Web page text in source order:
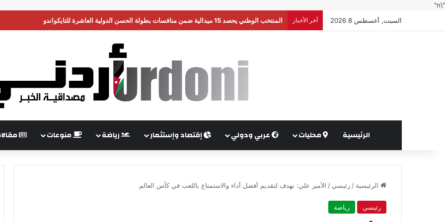
"\n"
السبت, أغسطس 8 2026
آخر الأخبار إعلام إسرائيلي: واشنطن تضغط على إسرائيل لبدء هدنة في غزة
الرئيسية محليات عربي ودولي إقتصاد وإستثمار رياضة منوعات
الرئيسية / رئيسي / الأمير علي: نهدف لتقديم أفضل أداء والاستمتاع باللعب في كأس العالم
رئيسي رياضة